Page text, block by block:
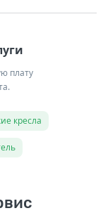
плату
кресла